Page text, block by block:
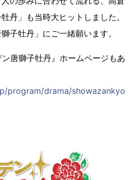
丹」も当時大ヒットしました。
子牡丹」にご一緒願います。
唐獅子牡丹』ホームページもあ
program/drama/showazankyo